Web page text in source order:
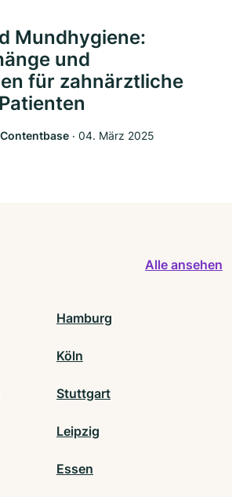
Mundhygiene:
und
für zahnärztliche
‧ 04. März 2025
Alle ansehen
Hamburg
Köln
Stuttgart
Leipzig
Essen